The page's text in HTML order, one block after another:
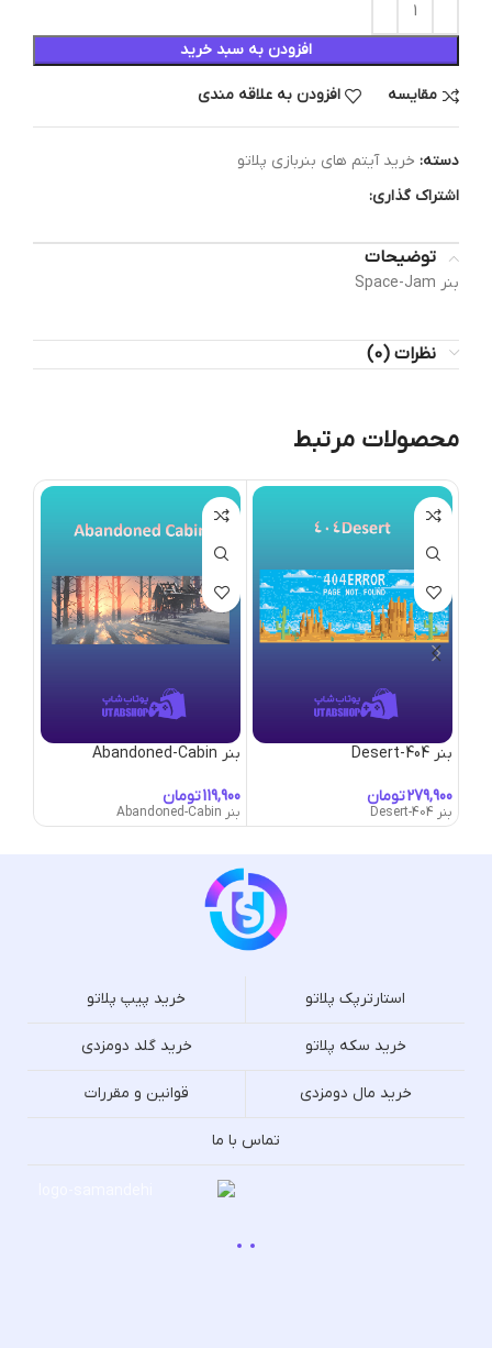
افزودن به سبد خرید
مقایسه افزودن به علاقه مندی
دسته: خرید آیتم های بنربازی پلاتو
اشتراک گذاری:
توضیحات
بنر Space-Jam
نظرات (0)
محصولات مرتبط
بنر 404-Desert
تومان
بنر 404-Desert
بنر Abandoned-Cabin
تومان
بنر Abandoned-Cabin
استارترپک پلاتو خرید پیپ پلاتو
خرید سکه پلاتو خرید گلد دومزدی
خرید مال دومزدی قوانین و مقررات
تماس با ما